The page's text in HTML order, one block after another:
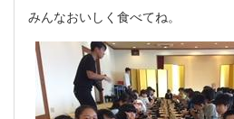
みんなおいしく食べてね。